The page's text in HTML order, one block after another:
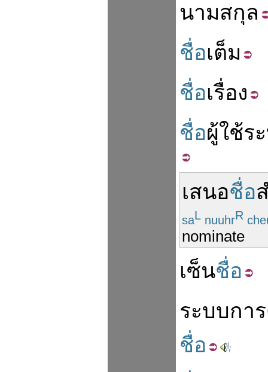
นามสกุล
ชื่อเต็ม
ชื่อเรื่อง
ชื่อผู้ใช้ร
เสนอชื่อ
saL nuuhrR
nominate
เซ็นชื่อ
ระบบการ
ชื่อ